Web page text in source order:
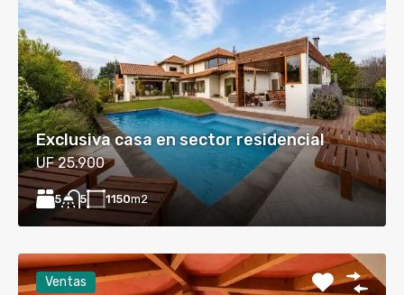
Exclusiva casa en sector residencial
UF 25.900
5 5 1150m2
Ventas